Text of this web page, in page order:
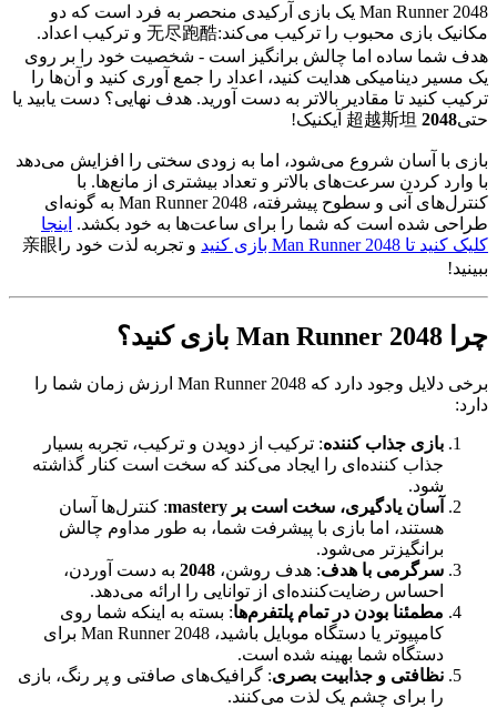
Man Runner 2048 یک بازی آرکیدی منحصر به فرد است که دو
مکانیک بازی محبوب را ترکیب می‌کند:无尽跑酷 و ترکیب اعداد.
هدف شما ساده اما چالش برانگیز است - شخصیت خود را بر روی
یک مسیر دینامیکی هدایت کنید، اعداد را جمع آوری کنید و آن‌ها را
ترکیب کنید تا مقادیر بالاتر به دست آورید. هدف نهایی؟ دست یابید یا
حتی超越斯坦2048 آیکنیک!
بازی با آسان شروع می‌شود، اما به زودی سختی را افزایش می‌دهد
با وارد کردن سرعت‌های بالاتر و تعداد بیشتری از مانع‌ها. با
کنترل‌های آنی و سطوح پیشرفته، Man Runner 2048 به گونه‌ای
طراحی شده است که شما را برای ساعت‌ها به خود بکشد. اینجا
کلیک کنید تا Man Runner 2048 بازی کنید
و تجربه لذت خود را亲眼
ببینید!
چرا Man Runner 2048 بازی کنید؟
برخی دلایل وجود دارد که Man Runner 2048 ارزش زمان شما را
دارد:
بازی جذاب کننده: ترکیب از دویدن و ترکیب، تجربه بسیار
جذاب کننده‌ای را ایجاد می‌کند که سخت است کنار گذاشته
شود.
آسان یادگیری، سخت است بر mastery
: کنترل‌ها آسان
هستند، اما بازی با پیشرفت شما، به طور مداوم چالش
برانگیزتر می‌شود.
سرگرمی با هدف: هدف روشن، 2048 به دست آوردن،
احساس رضایت‌کننده‌ای از توانایی را ارائه می‌دهد.
مطمئنا بودن در تمام پلتفرم‌ها: بسته به اینکه شما روی
کامپیوتر یا دستگاه موبایل باشید، Man Runner 2048 برای
دستگاه شما بهینه شده است.
نظافتی و جذابیت بصری: گرافیک‌های صافتی و پر رنگ، بازی
را برای چشم یک لذت می‌کنند.